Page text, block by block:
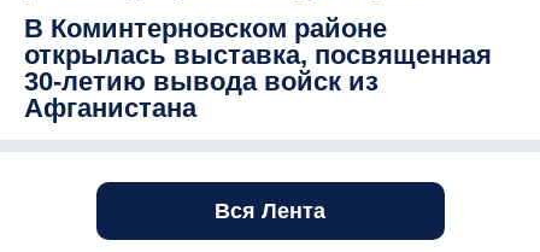
В Коминтерновском районе
открылась выставка, посвященная
30-летию вывода войск из
Афганистана
Вся Лента